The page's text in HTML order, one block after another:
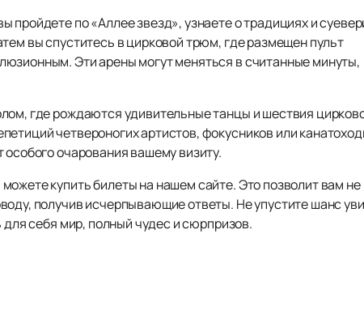
пройдете по «Аллее звезд», узнаете о традициях и
вы спуститесь в цирковой трюм, где размещен пульт
Эти арены могут меняться в считанные минуты,
где рождаются удивительные танцы и шествия
четвероногих артистов, фокусников или
очарования вашему визиту.
купить билеты на нашем сайте. Это позволит вам не
получив исчерпывающие ответы. Не упустите шанс
себя мир, полный чудес и сюрпризов.